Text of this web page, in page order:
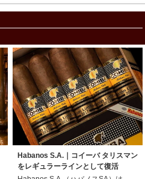
Habanos S.A.｜コイーバ タリスマン
をレギュラーラインとして復活